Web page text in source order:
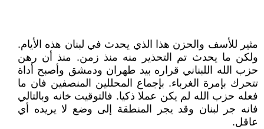
مثير للأسف والحزن هذا الذي يحدث في لبنان هذه الأيام.
ولكن ما يحدث تم التحذير منه منذ زمن. منذ أن رهن
حزب الله اللبناني قراره بيد طهران ودمشق وأصبح أداة
تتحرك بإمرة الغرباء. بإجماع المحللين المنصفين فان ما
فعله حزب الله لم يكن عملا ذكيا. فالتوقيت خانه وبالتالي
فانه جر لبنان وقد يجر المنطقة إلى وضع لا يريده أي
عاقل.